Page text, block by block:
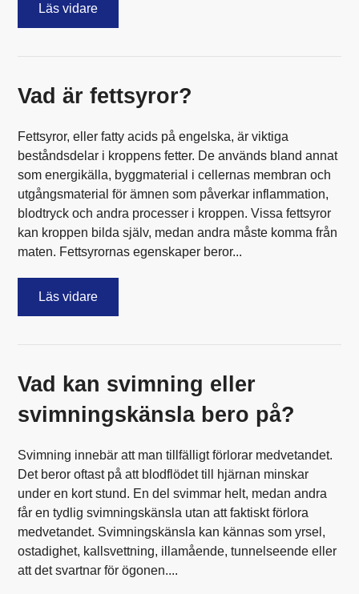
Läs vidare
Vad är fettsyror?
Fettsyror, eller fatty acids på engelska, är viktiga
beståndsdelar i kroppens fetter. De används bland annat
som energikälla, byggmaterial i cellernas membran och
utgångsmaterial för ämnen som påverkar inflammation,
blodtryck och andra processer i kroppen. Vissa fettsyror
kan kroppen bilda själv, medan andra måste komma från
maten. Fettsyrornas egenskaper beror...
Läs vidare
Vad kan svimning eller
svimningskänsla bero på?
Svimning innebär att man tillfälligt förlorar medvetandet.
Det beror oftast på att blodflödet till hjärnan minskar
under en kort stund. En del svimmar helt, medan andra
får en tydlig svimningskänsla utan att faktiskt förlora
medvetandet. Svimningskänsla kan kännas som yrsel,
ostadighet, kallsvettning, illamående, tunnelseende eller
att det svartnar för ögonen....